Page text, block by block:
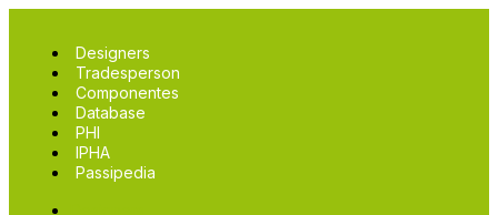
Designers
Tradesperson
Componentes
Database
PHI
IPHA
Passipedia